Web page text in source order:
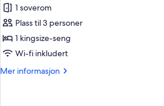
Leilighet
–
executive,
1
1 soverom
Plass til 3 personer
1 kingsize-seng
Wi-fi inkludert
Mer informasjon
Mer